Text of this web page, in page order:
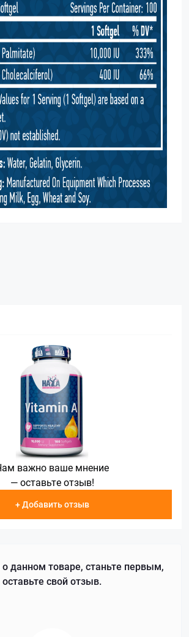
важно ваше мнение
— оставьте отзыв!
+ Добавить отзыв
данном товаре, станьте первым,
оставьте свой отзыв.